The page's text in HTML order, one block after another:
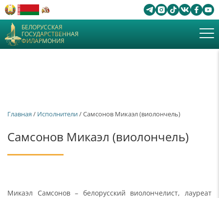
БЕЛОРУССКАЯ
ГОСУДАРСТВЕННАЯ
ФИЛАРМОНИЯ
Главная / Исполнители/ Самсонов Микаэл (виолончель)
Самсонов Микаэл (виолончель)
Микаэл Самсонов – белорусский виолончелист, лауреат